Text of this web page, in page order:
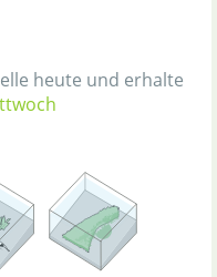
heute und erhalte